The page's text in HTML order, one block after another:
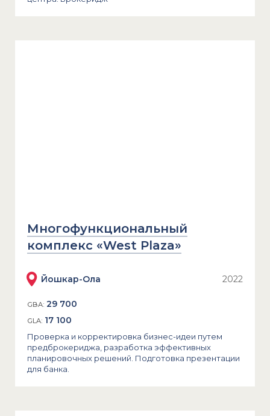
Многофункциональный
комплекс «West Plaza»
Йошкар-Ола 2022
GBA: 29 700
GLA: 17 100
Проверка и корректировка бизнес-идеи путем
предброкериджа, разработка эффективных
планировочных решений. Подготовка презентации
для банка.